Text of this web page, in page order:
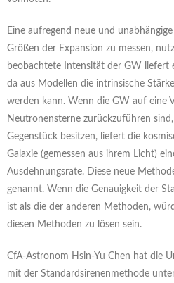
Eine aufregend neue und
Größen der Expansion zu messen,
beobachtete Intensität der GW liefert
da aus Modellen die intrinsische
werden kann. Wenn die GW auf eine
Neutronensterne zurückzuführen
Gegenstück besitzen, liefert die
Galaxie (gemessen aus ihrem Licht)
Ausdehnungsrate. Diese neue
genannt. Wenn die Genauigkeit der
ist als die der anderen Methoden,
diesen Methoden zu lösen sein.
CfA-Astronom Hsin-Yu Chen hat die
mit der Standardsirenenmethode